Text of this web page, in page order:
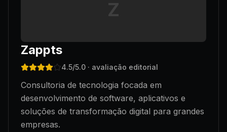
Z
Zappts
4.5/5.0 · avaliação editorial
Consultoria de tecnologia focada em
desenvolvimento de software, aplicativos e
soluções de transformação digital para grandes
empresas.